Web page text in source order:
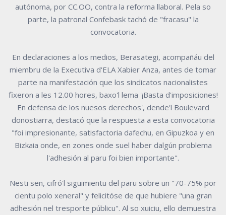
autónoma, por CC.OO, contra la reforma llaboral. Pela so
parte, la patronal Confebask tachó de "fracasu" la
convocatoria.
En declaraciones a los medios, Berasategi, acompañáu del
miembru de la Executiva d'ELA Xabier Anza, antes de tomar
parte na manifestación que los sindicatos nacionalistes
fixeron a les 12.00 hores, baxo'l lema '¡Basta d'imposiciones!
En defensa de los nuesos derechos', dende'l Boulevard
donostiarra, destacó que la respuesta a esta convocatoria
"foi impresionante, satisfactoria dafechu, en Gipuzkoa y en
Bizkaia onde, en zones onde suel haber dalgún problema
l'adhesión al paru foi bien importante".
Nesti sen, cifró'l siguimientu del paru sobre un "70-75% por
cientu polo xeneral" y felicitóse de que hubiere "una gran
adhesión nel tresporte públicu". Al so xuiciu, ello demuestra